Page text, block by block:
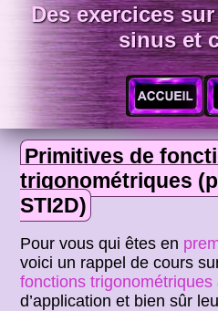
Des exercices
sinus et
Primitives de
trigonométriques
STI2D)
Pour vous qui êtes en
voici un rappel de cours
fonctions trigonométriques
d’application et bien sûr